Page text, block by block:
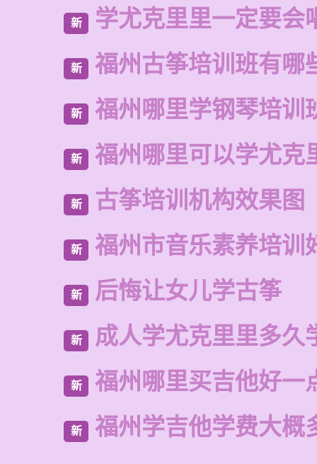
新 学尤克里里一定要会
新 福州古筝培训班有哪
新 福州哪里学钢琴培训
新 福州哪里可以学尤克
新 古筝培训机构效果图
新 福州市音乐素养培训
新 后悔让女儿学古筝
新 成人学尤克里里多久
新 福州哪里买吉他好一
新 福州学吉他学费大概